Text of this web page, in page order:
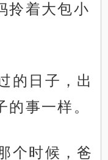
拎着大包小
的日子，出
事一样。
个时候，爸